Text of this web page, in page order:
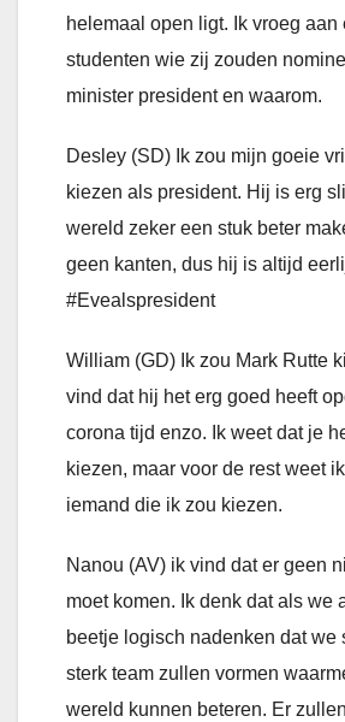
helemaal open ligt. Ik vroeg aan
studenten wie zij zouden
minister president en waarom.
Desley (SD) Ik zou mijn goeie
kiezen als president. Hij is erg
wereld zeker een stuk beter
geen kanten, dus hij is altijd
#Evealspresident
William (GD) Ik zou Mark Rutte
vind dat hij het erg goed heeft
corona tijd enzo. Ik weet dat je
kiezen, maar voor de rest weet
iemand die ik zou kiezen.
Nanou (AV) ik vind dat er geen
moet komen. Ik denk dat als we
beetje logisch nadenken dat we
sterk team zullen vormen
wereld kunnen beteren. Er